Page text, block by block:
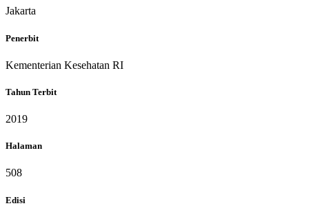
Jakarta
Penerbit
Kementerian Kesehatan RI
Tahun Terbit
2019
Halaman
508
Edisi